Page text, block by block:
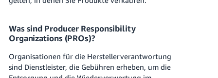
Was sind Producer Responsibility
Organizations (PROs)?
Organisationen für die Herstellerverantwortung
sind Dienstleister, die Gebühren erheben, um die